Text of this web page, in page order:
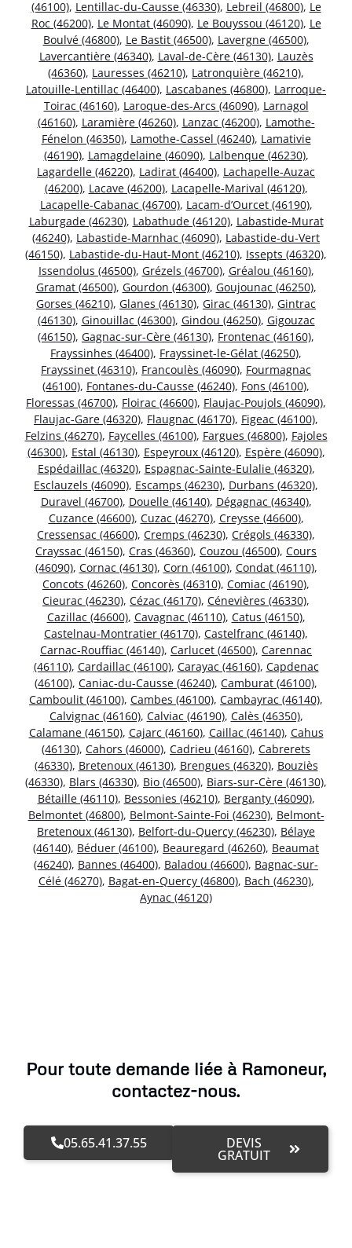
(46100), Lentillac-du-Causse (46330), Lebreil (46800), Le
Roc (46200), Le Montat (46090), Le Bouyssou (46120), Le
Boulvé (46800), Le Bastit (46500), Lavergne (46500),
Lavercantière (46340), Laval-de-Cère (46130), Lauzès
(46360), Lauresses (46210), Latronquière (46210),
Latouille-Lentillac (46400), Lascabanes (46800), Larroque-
Toirac (46160), Laroque-des-Arcs (46090), Larnagol
(46160), Laramière (46260), Lanzac (46200), Lamothe-
Fénelon (46350), Lamothe-Cassel (46240), Lamativie
(46190), Lamagdelaine (46090), Lalbenque (46230),
Lagardelle (46220), Ladirat (46400), Lachapelle-Auzac
(46200), Lacave (46200), Lacapelle-Marival (46120),
Lacapelle-Cabanac (46700), Lacam-d’Ourcet (46190),
Laburgade (46230), Labathude (46120), Labastide-Murat
(46240), Labastide-Marnhac (46090), Labastide-du-Vert
(46150), Labastide-du-Haut-Mont (46210), Issepts (46320),
Issendolus (46500), Grézels (46700), Gréalou (46160),
Gramat (46500), Gourdon (46300), Goujounac (46250),
Gorses (46210), Glanes (46130), Girac (46130), Gintrac
(46130), Ginouillac (46300), Gindou (46250), Gigouzac
(46150), Gagnac-sur-Cère (46130), Frontenac (46160),
Frayssinhes (46400), Frayssinet-le-Gélat (46250),
Frayssinet (46310), Francoulès (46090), Fourmagnac
(46100), Fontanes-du-Causse (46240), Fons (46100),
Floressas (46700), Floirac (46600), Flaujac-Poujols (46090),
Flaujac-Gare (46320), Flaugnac (46170), Figeac (46100),
Felzins (46270), Faycelles (46100), Fargues (46800), Fajoles
(46300), Estal (46130), Espeyroux (46120), Espère (46090),
Espédaillac (46320), Espagnac-Sainte-Eulalie (46320),
Esclauzels (46090), Escamps (46230), Durbans (46320),
Duravel (46700), Douelle (46140), Dégagnac (46340),
Cuzance (46600), Cuzac (46270), Creysse (46600),
Cressensac (46600), Cremps (46230), Crégols (46330),
Crayssac (46150), Cras (46360), Couzou (46500), Cours
(46090), Cornac (46130), Corn (46100), Condat (46110),
Concots (46260), Concorès (46310), Comiac (46190),
Cieurac (46230), Cézac (46170), Cénevières (46330),
Cazillac (46600), Cavagnac (46110), Catus (46150),
Castelnau-Montratier (46170), Castelfranc (46140),
Carnac-Rouffiac (46140), Carlucet (46500), Carennac
(46110), Cardaillac (46100), Carayac (46160), Capdenac
(46100), Caniac-du-Causse (46240), Camburat (46100),
Camboulit (46100), Cambes (46100), Cambayrac (46140),
Calvignac (46160), Calviac (46190), Calès (46350),
Calamane (46150), Cajarc (46160), Caillac (46140), Cahus
(46130), Cahors (46000), Cadrieu (46160), Cabrerets
(46330), Bretenoux (46130), Brengues (46320), Bouziès
(46330), Blars (46330), Bio (46500), Biars-sur-Cère (46130),
Bétaille (46110), Bessonies (46210), Berganty (46090),
Belmontet (46800), Belmont-Sainte-Foi (46230), Belmont-
Bretenoux (46130), Belfort-du-Quercy (46230), Bélaye
(46140), Béduer (46100), Beauregard (46260), Beaumat
(46240), Bannes (46400), Baladou (46600), Bagnac-sur-
Célé (46270), Bagat-en-Quercy (46800), Bach (46230),
Aynac (46120)
Pour toute demande liée à Ramoneur,
contactez-nous.
05.65.41.37.55 DEVIS
GRATUIT